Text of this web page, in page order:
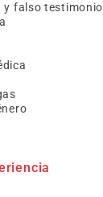
y falso testimonio